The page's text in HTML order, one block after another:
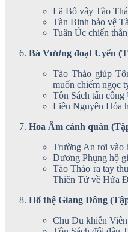
Lã Bố vây Tào
Tàn Binh bảo vệ
Tuân Úc chiến
Bá Vương đoạt Uyển
Tào Tháo giúp
muốn chiếm ngọc
Tôn Sách tấn
Liêu Nguyên Hỏa
Hoa Âm cảnh quân
Trường An rơi vào
Dương Phụng hộ
Tào Tháo ra tay
Thiên Tử về Hứa
Hổ thệ Giang Đông
Chu Du khiến